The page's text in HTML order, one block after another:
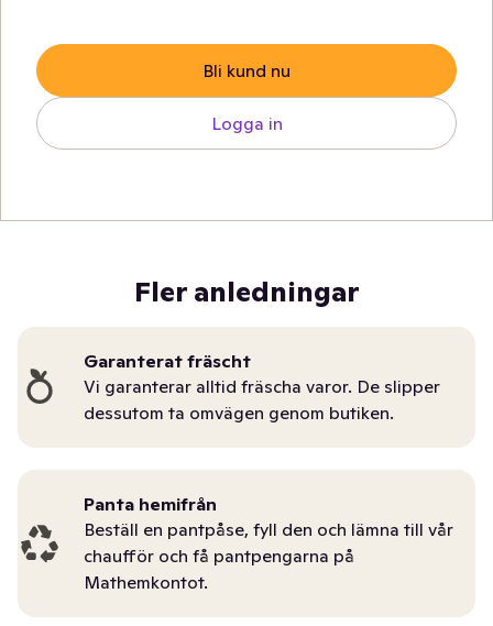
Bli kund nu
Logga in
Fler anledningar
Garanterat fräscht
Vi garanterar alltid fräscha varor. De slipper
dessutom ta omvägen genom butiken.
Panta hemifrån
Beställ en pantpåse, fyll den och lämna till vår
chaufför och få pantpengarna på
Mathemkontot.